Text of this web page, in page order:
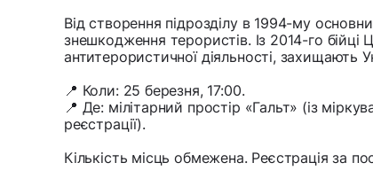
Від створення підрозділу в 1994-му
знешкодження терористів. Із 2014-го
антитерористичної діяльності, захищають
📍 Коли: 25 березня, 17:00.
📍 Де: мілітарний простір «Гальт» (із
реєстрації).
Кількість місць обмежена. Реєстрація за